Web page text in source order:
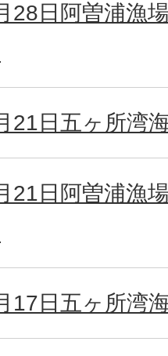
28日阿曽浦漁
21日五ヶ所湾
21日阿曽浦漁
17日五ヶ所湾